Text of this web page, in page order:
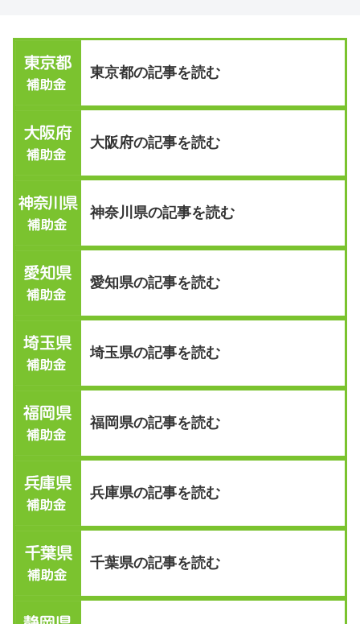
東京都の記事を読む
大阪府の記事を読む
神奈川県の記事を読む
愛知県の記事を読む
埼玉県の記事を読む
福岡県の記事を読む
兵庫県の記事を読む
千葉県の記事を読む